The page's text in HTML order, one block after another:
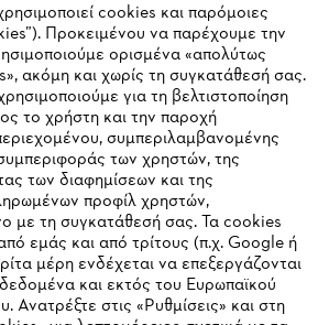
#STIHL
cookies και παρόμοιες
Προκειμένου να παρέχουμε την
ορισμένα «απολύτως
ακόμη και χωρίς τη συγκατάθεσή σας.
για τη βελτιστοποίηση
το χρήστη και την παροχή
συμπεριλαμβανομένης
των χρηστών, της
των διαφημίσεων και της
προφίλ χρηστών,
με τη συγκατάθεσή σας. Τα cookies
εμάς και από τρίτους (π.χ. Google ή
μέρη ενδέχεται να επεξεργάζονται
και εκτός του Ευρωπαϊκού
Ανατρέξτε στις «Ρυθμίσεις» και στη